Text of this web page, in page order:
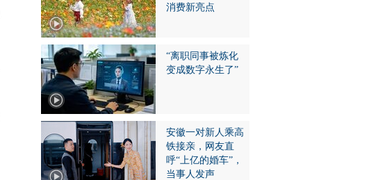
消费新亮点
“离职同事被炼化
变成数字永生了”
安徽一对新人乘高
铁接亲，网友直
呼“上亿的婚车”，
当事人发声